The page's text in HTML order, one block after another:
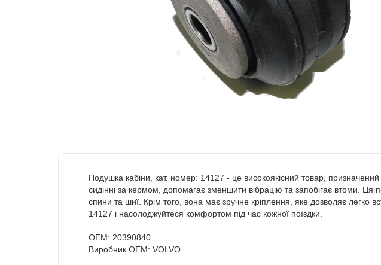
Подушка кабіни, кат. номер: 14127 - це високоякісний товар,
сидінні за кермом, допомагає зменшити вібрацію та запобігає втоми.
спини та шиї. Крім того, вона має зручне кріплення, яке дозволяє легко
14127 і насолоджуйтеся комфортом під час кожної поїздки.
OEM: 20390840
Виробник OEM: VOLVO